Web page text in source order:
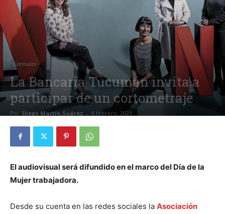
Gremiales
La Bancaria Tucumán invita a
participar de un cortometraje
Por Diego Martín Suárez - 9 febrero, 2021
El audiovisual será difundido en el marco del Día de la
Mujer trabajadora.
Desde su cuenta en las redes sociales la Asociación